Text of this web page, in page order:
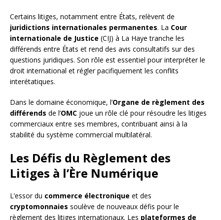
Certains litiges, notamment entre États, relèvent de
juridictions internationales permanentes. La Cour
internationale de Justice (CIJ) à La Haye tranche les
différends entre États et rend des avis consultatifs sur des
questions juridiques. Son rôle est essentiel pour interpréter le
droit international et régler pacifiquement les conflits
interétatiques.
Dans le domaine économique, l’Organe de règlement des
différends de l’OMC joue un rôle clé pour résoudre les litiges
commerciaux entre ses membres, contribuant ainsi à la
stabilité du système commercial multilatéral.
Les Défis du Règlement des
Litiges à l’Ère Numérique
L’essor du commerce électronique et des
cryptomonnaies soulève de nouveaux défis pour le
règlement des litiges internationaux. Les plateformes de